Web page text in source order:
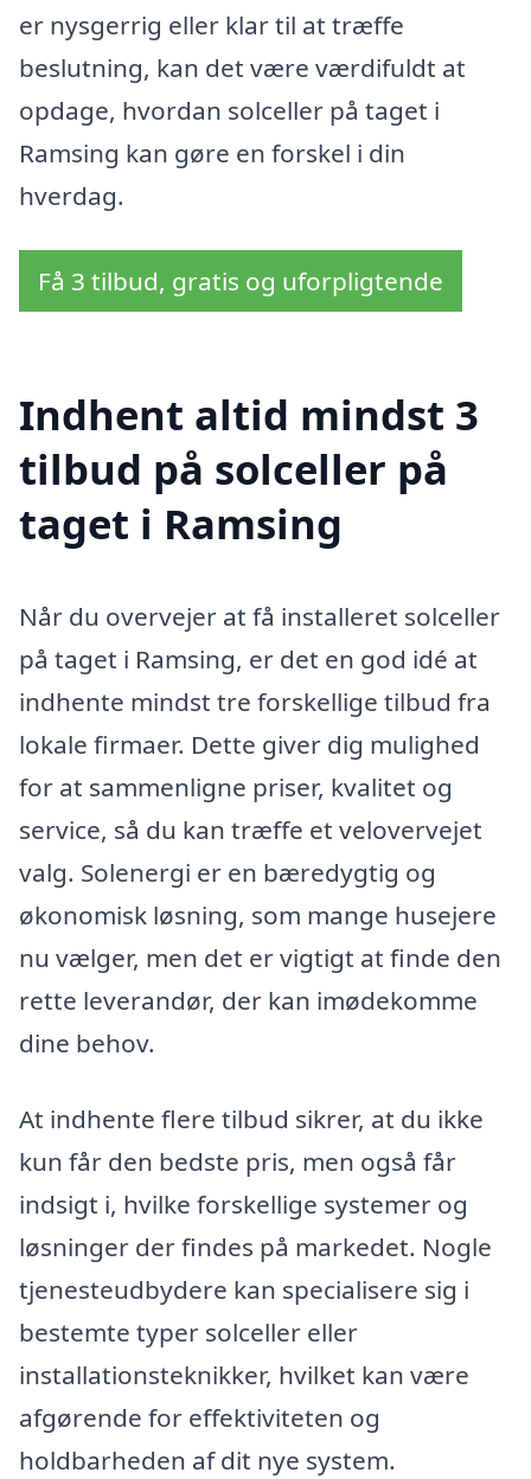
er nysgerrig eller klar til at træffe
beslutning, kan det være værdifuldt at
opdage, hvordan solceller på taget i
Ramsing kan gøre en forskel i din
hverdag.
Få 3 tilbud, gratis og uforpligtende
Indhent altid mindst 3
tilbud på solceller på
taget i Ramsing
Når du overvejer at få installeret solceller
på taget i Ramsing, er det en god idé at
indhente mindst tre forskellige tilbud fra
lokale firmaer. Dette giver dig mulighed
for at sammenligne priser, kvalitet og
service, så du kan træffe et velovervejet
valg. Solenergi er en bæredygtig og
økonomisk løsning, som mange husejere
nu vælger, men det er vigtigt at finde den
rette leverandør, der kan imødekomme
dine behov.
At indhente flere tilbud sikrer, at du ikke
kun får den bedste pris, men også får
indsigt i, hvilke forskellige systemer og
løsninger der findes på markedet. Nogle
tjenesteudbydere kan specialisere sig i
bestemte typer solceller eller
installationsteknikker, hvilket kan være
afgørende for effektiviteten og
holdbarheden af dit nye system.